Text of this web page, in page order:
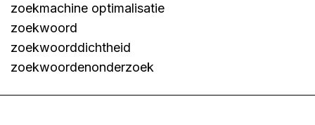
zoekmachine optimalisatie
zoekwoord
zoekwoorddichtheid
zoekwoordenonderzoek